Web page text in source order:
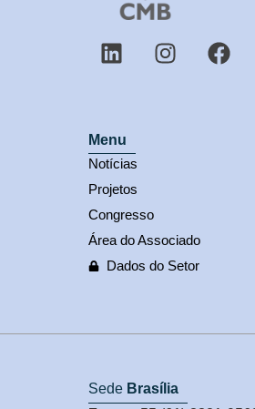
Menu
Notícias
Projetos
Congresso
Área do Associado
Dados do Setor
Sede Brasília